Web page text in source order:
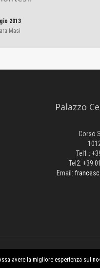
2013
Masi
Palazzo
Corso
Tel1.:
Tel2:
Email:
avere la migliore esperienza sul